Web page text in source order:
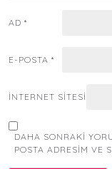
AD *
E-POSTA *
İNTERNET SITESI
DAHA SONRAKI
POSTA ADRESIM VE